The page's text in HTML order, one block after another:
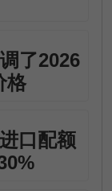
了2026
格
口配额